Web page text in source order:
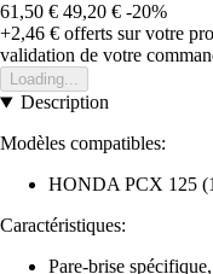
61,50 € 49,20 € -20%
+2,46 € offerts sur votre
validation de votre
Loading...
Description
Modèles compatibles:
HONDA PCX 125
Caractéristiques:
Pare-brise